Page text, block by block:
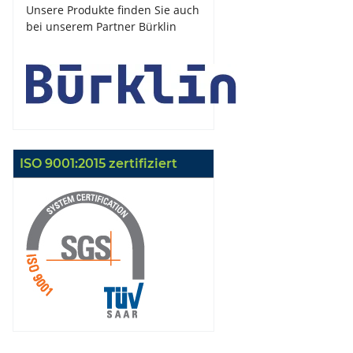
Unsere Produkte finden Sie auch
bei unserem Partner Bürklin
ISO 9001:2015 zertifiziert